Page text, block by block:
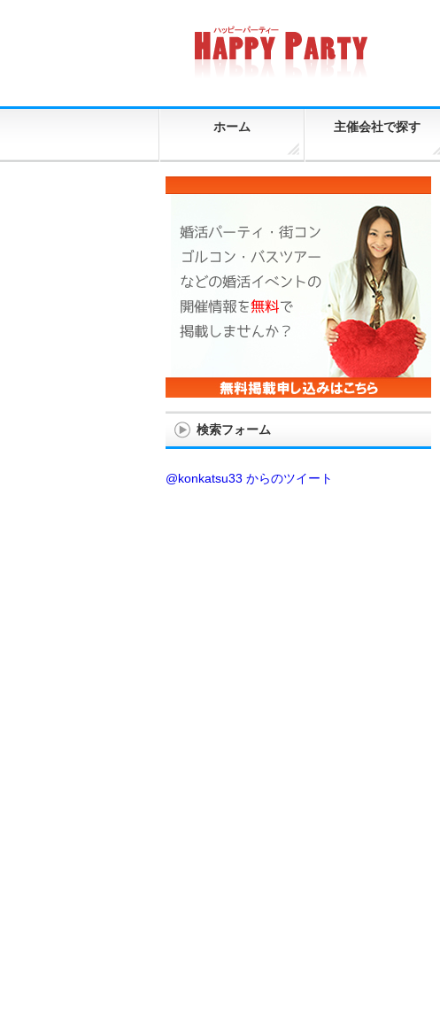
ホーム 主催会社で探す
検索フォーム
@konkatsu33 からのツイート